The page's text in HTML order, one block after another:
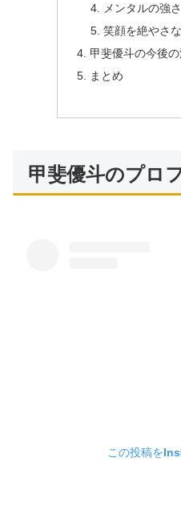
メンタルの強さ
笑顔を絶やさ
甲斐優斗の今後
まとめ
甲斐優斗のプロ
この投稿を